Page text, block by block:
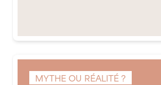
MYTHE OU RÉALITÉ ?